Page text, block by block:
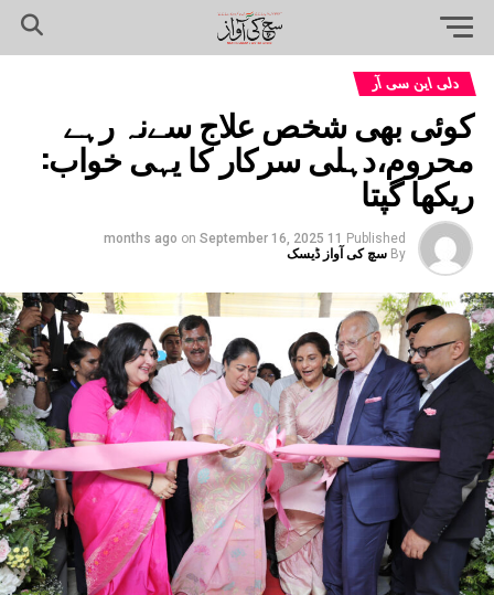
دلی این سی آر
کوئی بھی شخص علاج سےنہ رہے
محروم،دہلی سرکار کا یہی خواب:
ریکھا گپتا
Published
11 months ago
on September 16, 2025
By سچ کی آواز ڈیسک